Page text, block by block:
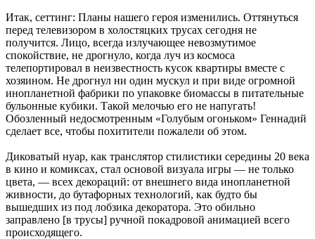
Итак, сеттинг: Планы нашего героя изменились. Оттянуться
перед телевизором в холостяцких трусах сегодня не
получится. Лицо, всегда излучающее невозмутимое
спокойствие, не дрогнуло, когда луч из космоса
телепортировал в неизвестность кусок квартиры вместе с
хозяином. Не дрогнул ни один мускул и при виде огромной
инопланетной фабрики по упаковке биомассы в питательные
бульонные кубики. Такой мелочью его не напугать!
Обозленный недосмотренным «Голубым огоньком» Геннадий
сделает все, чтобы похитители пожалели об этом.
Диковатый нуар, как транслятор стилистики середины 20 века
в кино и комиксах, стал основой визуала игры — не только
цвета, — всех декораций: от внешнего вида инопланетной
живности, до бутафорных технологий, как будто бы
вышедших из под лобзика декоратора. Это обильно
заправлено [в трусы] ручной покадровой анимацией всего
происходящего.